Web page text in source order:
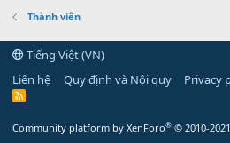
Thành viên
Tiếng Việt (VN)
Liên hệ
Quy định và Nội quy Privacy
R
Community platform by XenForo® © 2010-